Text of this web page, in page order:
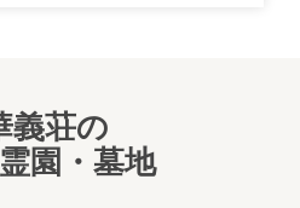
義荘の
園・墓地